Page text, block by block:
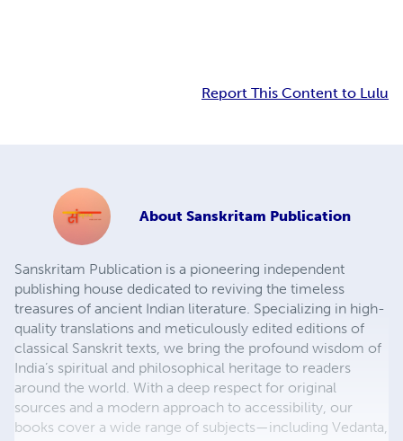
Report This Content to Lulu
About Sanskritam Publication
Sanskritam Publication is a pioneering independent
publishing house dedicated to reviving the timeless
treasures of ancient Indian literature. Specializing in high-
quality translations and meticulously edited editions of
classical Sanskrit texts, we bring the profound wisdom of
India’s spiritual and philosophical heritage to readers
around the world. With a deep respect for original
sources and a modern approach to accessibility, our
books cover a wide range of subjects—including Vedanta,